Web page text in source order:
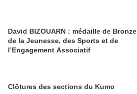
David BIZOUARN : médaille de Bronze
de la Jeunesse, des Sports et de
l’Engagement Associatif
Clôtures des sections du Kumo